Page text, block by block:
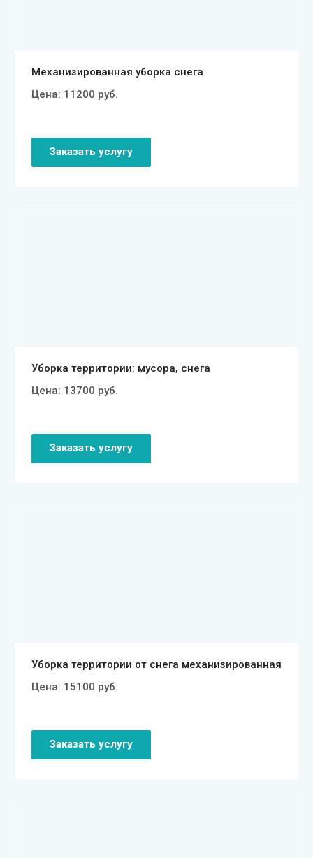
Механизированная уборка снега
Цена: 11200 руб.
Заказать услугу
Уборка территории: мусора, снега
Цена: 13700 руб.
Заказать услугу
Уборка территории от снега механизированная
Цена: 15100 руб.
Заказать услугу